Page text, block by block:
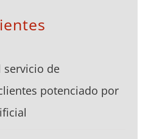
servicio de
potenciado por